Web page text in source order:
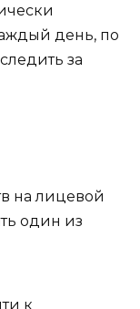
день, по
за
на лицевой
один из
к